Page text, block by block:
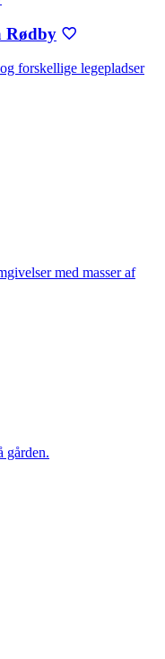
Rødby
forskellige legepladser
med masser af
gården.